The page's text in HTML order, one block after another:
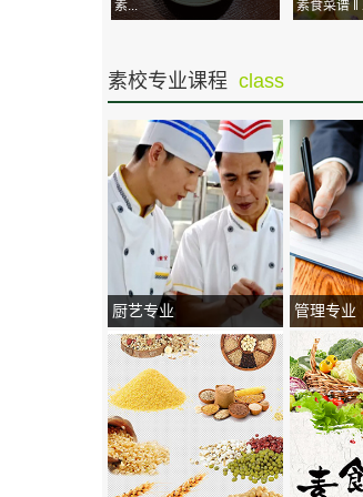
素... 素食菜谱
素校专业课程 class
厨艺专业 管理专业